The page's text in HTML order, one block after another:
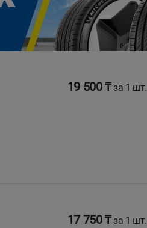
19 500 ₸за 1 шт.
17 750 ₸за 1 шт.